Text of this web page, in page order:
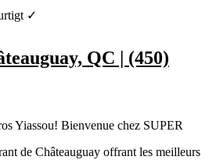
✓
QC | (450)
Yiassou! Bienvenue chez SUPER
de Châteauguay offrant les meilleurs